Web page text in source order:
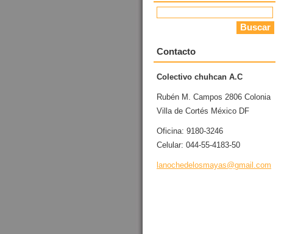
Contacto
Colectivo chuhcan A.C
Rubén M. Campos 2806 Colonia
Villa de Cortés México DF
Oficina: 9180-3246
Celular: 044-55-4183-50
lanochedelosmayas@gmail.com